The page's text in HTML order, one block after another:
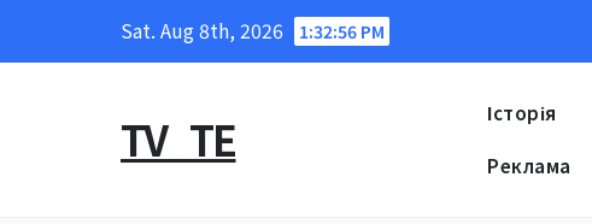
Sat. Aug 8th, 2026 1:32:57 PM
TV_TE Історія
Реклама